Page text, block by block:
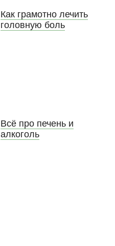
Как грамотно лечить
головную боль
Всё про печень и
алкоголь